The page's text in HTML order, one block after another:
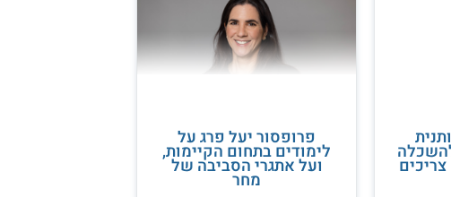
פרופסור יעל פרג על
לימודים בתחום הקיימות,
ועל אתגרי הסביבה של
מחר